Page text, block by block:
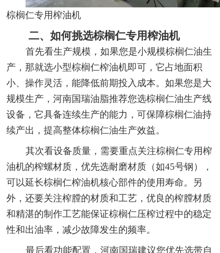
棕榈仁专用榨油机
二、如何挑选棕榈仁专用榨油机
首先看生产规模，如果您是小规模棕榈仁油生
产，那就选小型棕榈仁榨油机即可，它占地面积
小、操作灵活，能降低前期投入成本。如果您是大
规模生产，河南国瑞油脂推荐您选棕榈仁油生产线
设备，它具备连续生产的能力，可保障棕榈仁油持
续产出，提高整体棕榈仁油生产效益。
其次看设备质量，需要重点关注棕榈仁专用榨
油机的榨螺材质，优先选耐磨材质（如45号钢），
可以延长棕榈仁榨油机核心部件的使用寿命。另
外，还要关注榨膛的材质和工艺，优良的榨膛材质
和精湛的制作工艺能保证棕榈仁压榨过程中的稳定
性和出油率，减少故障发生的频率。
最后看功能配置，河南国瑞建议您优先选带自